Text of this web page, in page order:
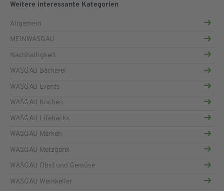
Weitere interessante Kategorien
Allgemein
MEINWASGAU
Nachhaltigkeit
WASGAU Bäckerei
WASGAU Events
WASGAU Kochen
WASGAU Lifehacks
WASGAU Marken
WASGAU Metzgerei
WASGAU Obst und Gemüse
WASGAU Weinkeller